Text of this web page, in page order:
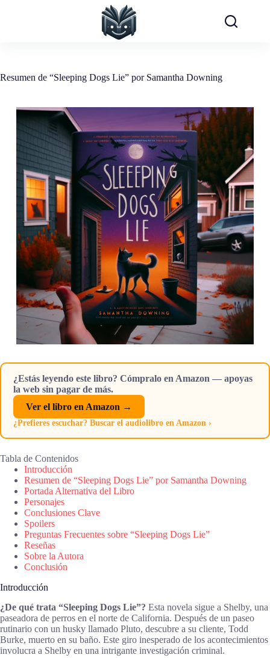
Resumen de “Sleeping Dogs Lie” por Samantha Downing
¿Estás leyendo este libro? Cómpralo en Amazon — apoyas
la web sin pagar de más.
Ver el libro en Amazon →
¿Prefieres escuchar? Buscar el audiolibro en Amazon ›
Tabla de Contenidos
Introducción
Resumen de “Sleeping Dogs Lie” por Samantha Downing
Portada Alternativa del Libro
Personajes
Conclusiones Clave
Spoilers
Preguntas Frecuentes sobre “Sleeping Dogs Lie”
Reseñas
Sobre la Autora
Conclusión
Introducción
¿De qué trata “Sleeping Dogs Lie”? Esta novela sigue a Shelby, una
paseadora de perros en el norte de California. Después de un paseo
rutinario con un husky llamado Pluto, descubre a su cliente, Todd
Burke, muerto en su baño. Este giro inesperado de los acontecimientos
involucra a Shelby en una intrigante investigación criminal.